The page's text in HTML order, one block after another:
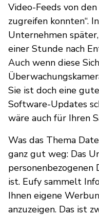
Video-Feeds von
zugreifen konnten“.
Unternehmen
einer Stunde nach
Auch wenn diese
Sie ist doch eine
Software-Updates
wäre auch für Ihren
Was das Thema
ganz gut weg: Das
personenbezogenen
ist. Eufy sammelt
Ihnen eigene
anzuzeigen. Das ist